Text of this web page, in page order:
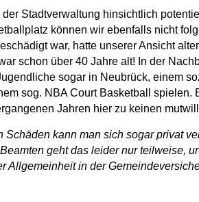
der Stadtverwaltung hinsichtlich
können wir ebenfalls nicht
war, hatte unserer Ansicht
schon über 40 Jahre alt! In der
sogar in Neubrück, einem
sog. NBA Court Basketball spielen.
Jahren hier zu keinen
Schäden kann man sich sogar privat
geht das leider nur teilweise,
Allgemeinheit in der